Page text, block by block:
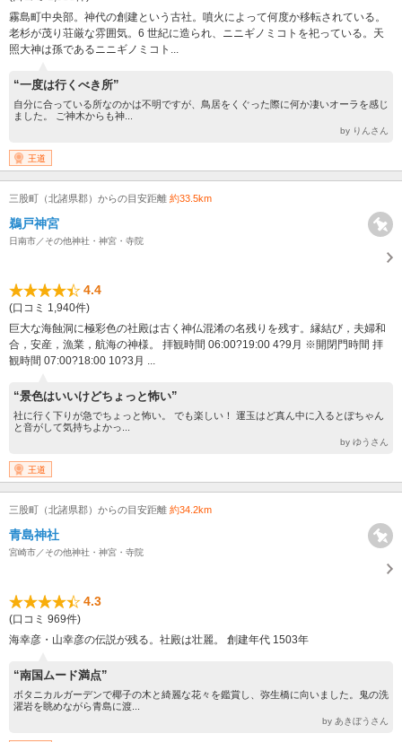
霧島町中央部。神代の創建という古社。噴火によって何度か移転されている。
老杉が茂り荘厳な雰囲気。6 世紀に造られ、ニニギノミコトを祀っている。天
照大神は孫であるニニギノミコト...
“一度は行くべき所”
自分に合っている所なのかは不明ですが、鳥居をくぐった際に何か凄いオーラを感じ
ました。 ご神木からも神...
by りんさん
王道
三股町（北諸県郡）からの目安距離 約33.5km
鵜戸神宮
日南市／その他神社・神宮・寺院
4.4
(口コミ 1,940件)
巨大な海蝕洞に極彩色の社殿は古く神仏混淆の名残りを残す。縁結び，夫婦和
合，安産，漁業，航海の神様。 拝観時間 06:00?19:00 4?9月 ※開閉門時間 拝
観時間 07:00?18:00 10?3月 ...
“景色はいいけどちょっと怖い”
社に行く下りが急でちょっと怖い。 でも楽しい！ 運玉はど真ん中に入るとぽちゃん
と音がして気持ちよかっ...
by ゆうさん
王道
三股町（北諸県郡）からの目安距離 約34.2km
青島神社
宮崎市／その他神社・神宮・寺院
4.3
(口コミ 969件)
海幸彦・山幸彦の伝説が残る。社殿は壮麗。 創建年代 1503年
“南国ムード満点”
ボタニカルガーデンで椰子の木と綺麗な花々を鑑賞し、弥生橋に向いました。鬼の洗
濯岩を眺めながら青島に渡...
by あきぼうさん